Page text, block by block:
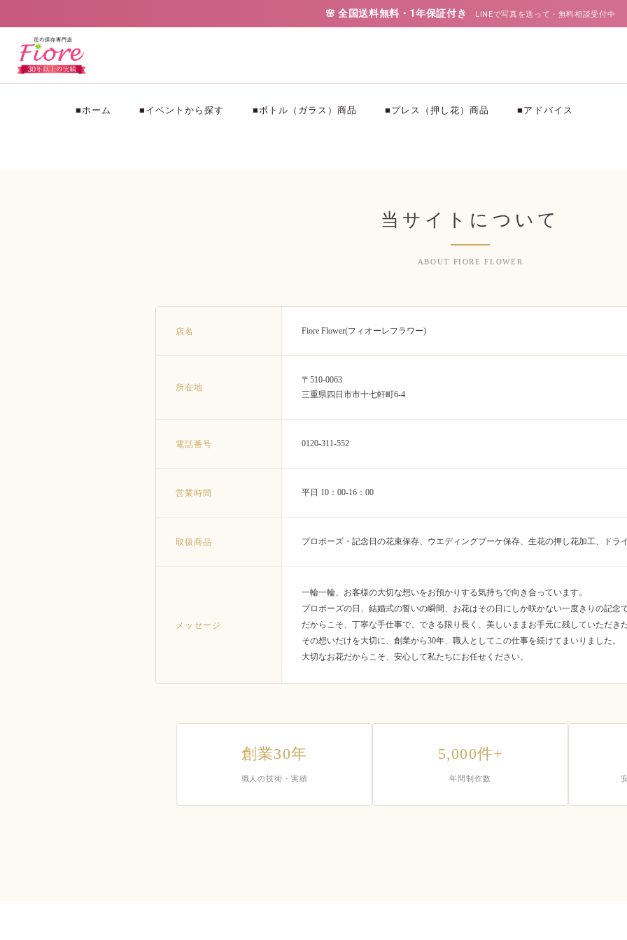
🌸 全国送料無料・1年保証付き LINEで写真を送って・無料相談受付中
■ホーム ■イベントから探す ■ボトル（ガラス）商品 ■プレス（押し花）商品 ■アドバイス
当サイトについて
ABOUT FIORE FLOWER
店名 Fiore Flower(フィオーレフラワー)
所在地
〒510-0063
三重県四日市市十七軒町6-4
電話番号 0120-311-552
営業時間 平日 10：00-16：00
取扱商品 プロポーズ・記念日の花束保存、ウエディングブーケ保存、生花の押し花加工、ドラ
メッセージ
一輪一輪、お客様の大切な想いをお預かりする気持ちで向き合っています。
プロポーズの日、結婚式の誓いの瞬間、お花はその日にしか咲かない一度きりの記念で
だからこそ、丁寧な手仕事で、できる限り長く、美しいままお手元に残していただきた
その想いだけを大切に、創業から30年、職人としてこの仕事を続けてまいりました。
大切なお花だからこそ、安心して私たちにお任せください。
創業30年
職人の技術・実績
5,000件+
年間制作数